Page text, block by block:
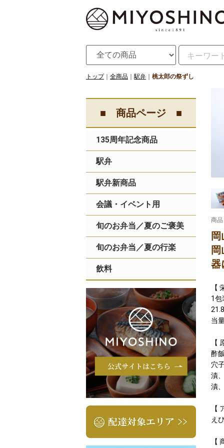
トップ 全商品 駅弁 桃太郎の祭ずし
■ 商品ページ ■
135周年記念商品
駅弁
駅弁新商品
会議・イベント用
旬のお弁当／夏のご褒美
旬のお弁当／夏の行楽
飲料
商
器
【
1包
当
【
酢
穴
漬
漬
【
え
【